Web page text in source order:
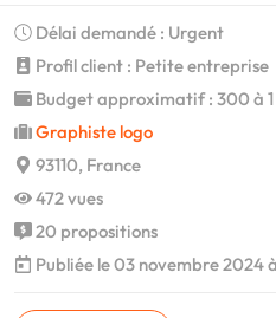
Délai demandé : Urgent
Profil client : Petite entreprise
Budget approximatif : 300 à
Graphiste logo
93110, France
472 vues
20 propositions
Publiée le 03 novembre 2024